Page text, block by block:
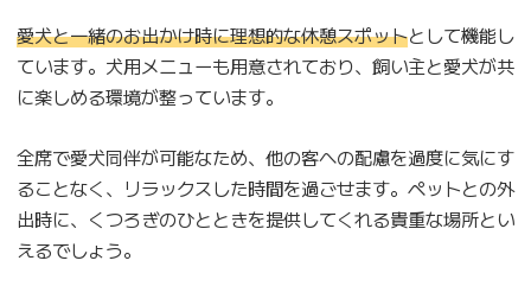
愛犬と一緒のお出かけ時に理想的な休憩スポットとして機能し
ています。犬用メニューも用意されており、飼い主と愛犬が共
に楽しめる環境が整っています。
全席で愛犬同伴が可能なため、他の客への配慮を過度に気にす
ることなく、リラックスした時間を過ごせます。ペットとの外
出時に、くつろぎのひとときを提供してくれる貴重な場所とい
えるでしょう。